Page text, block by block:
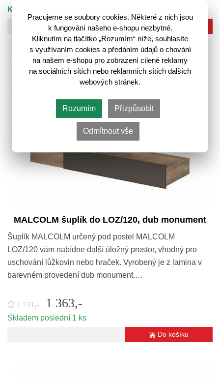
K odeslání do 14 pracovních dnů
Do košíku
MALCOLM šuplík do LOZ/120, dub monument
Šuplík MALCOLM určený pod postel MALCOLM
LOZ/120 vám nabídne další úložný prostor, vhodný pro
uschování lůžkovin nebo hraček. Vyrobený je z lamina v
barevném provedení dub monument.…
🛈 1 731,- 1 363,-
Skladem poslední 1 ks
Do košíku
Pracujeme se soubory cookies. Některé z nich jsou
k fungování našeho e-shopu nezbytné.
Kliknutím na tlačítko „Rozumím“ níže, souhlasíte
s využívaním cookies a předáním údajů o chování
na našem e-shopu pro zobrazení cílené reklamy
na sociálních sítích nebo reklamních sítích dalších
webových stránek.
Rozumím Přizpůsobit
Odmítnout vše